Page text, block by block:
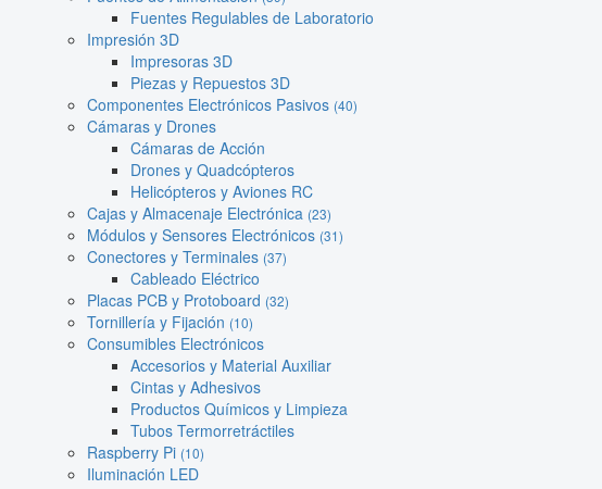
Fuentes Regulables de Laboratorio
Impresión 3D
Impresoras 3D
Piezas y Repuestos 3D
Componentes Electrónicos Pasivos (40)
Cámaras y Drones
Cámaras de Acción
Drones y Quadcópteros
Helicópteros y Aviones RC
Cajas y Almacenaje Electrónica (23)
Módulos y Sensores Electrónicos (31)
Conectores y Terminales (37)
Cableado Eléctrico
Placas PCB y Protoboard (32)
Tornillería y Fijación (10)
Consumibles Electrónicos
Accesorios y Material Auxiliar
Cintas y Adhesivos
Productos Químicos y Limpieza
Tubos Termorretráctiles
Raspberry Pi (10)
Iluminación LED